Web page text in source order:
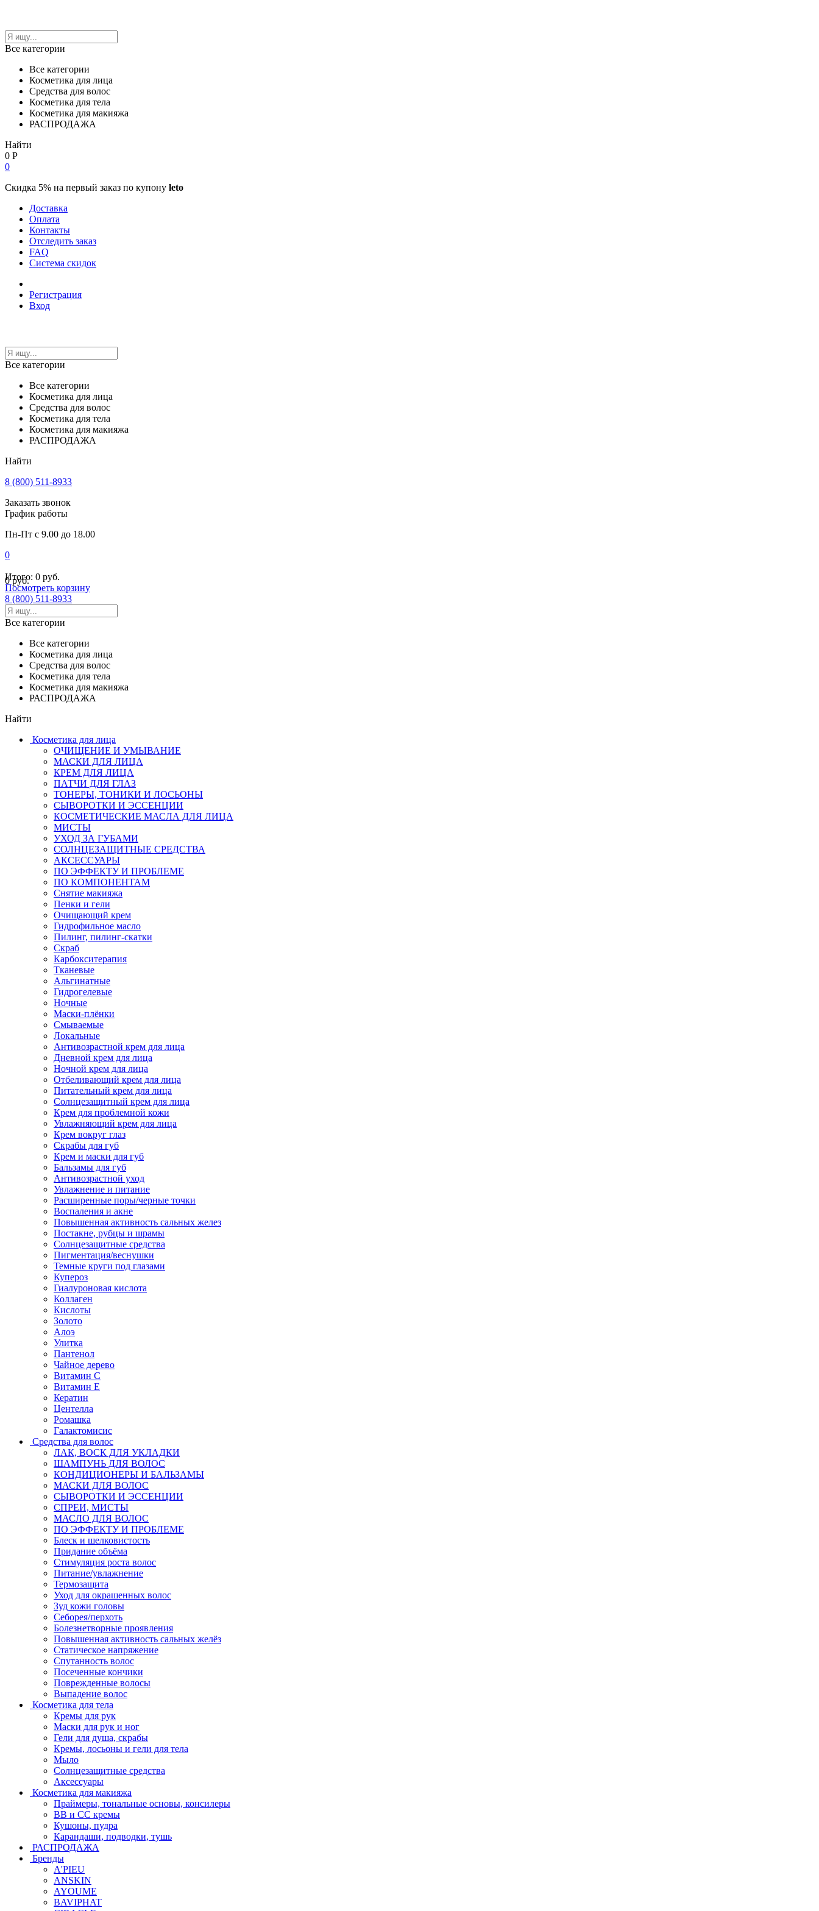
Все категории
Все категории
Косметика для лица
Средства для волос
Косметика для тела
Косметика для макияжа
РАСПРОДАЖА
Найти
0 Р
0
Скидка 5% на первый заказ по купону leto
Доставка
Оплата
Контакты
Отследить заказ
FAQ
Система скидок
Регистрация
Вход
Все категории
Все категории
Косметика для лица
Средства для волос
Косметика для тела
Косметика для макияжа
РАСПРОДАЖА
Найти
8 (800) 511-8933
Заказать звонок
График работы
Пн-Пт с 9.00 до 18.00
0
0 руб.
Итого: 0 руб.
Посмотреть корзину
8 (800) 511-8933
Все категории
Все категории
Косметика для лица
Средства для волос
Косметика для тела
Косметика для макияжа
РАСПРОДАЖА
Найти
Косметика для лица
ОЧИЩЕНИЕ И УМЫВАНИЕ
МАСКИ ДЛЯ ЛИЦА
КРЕМ ДЛЯ ЛИЦА
ПАТЧИ ДЛЯ ГЛАЗ
ТОНЕРЫ, ТОНИКИ И ЛОСЬОНЫ
СЫВОРОТКИ И ЭССЕНЦИИ
КОСМЕТИЧЕСКИЕ МАСЛА ДЛЯ ЛИЦА
МИСТЫ
УХОД ЗА ГУБАМИ
СОЛНЦЕЗАЩИТНЫЕ СРЕДСТВА
АКСЕССУАРЫ
ПО ЭФФЕКТУ И ПРОБЛЕМЕ
ПО КОМПОНЕНТАМ
Снятие макияжа
Пенки и гели
Очищающий крем
Гидрофильное масло
Пилинг, пилинг-скатки
Скраб
Карбокситерапия
Тканевые
Альгинатные
Гидрогелевые
Ночные
Маски-плёнки
Смываемые
Локальные
Антивозрастной крем для лица
Дневной крем для лица
Ночной крем для лица
Отбеливающий крем для лица
Питательный крем для лица
Солнцезащитный крем для лица
Крем для проблемной кожи
Увлажняющий крем для лица
Крем вокруг глаз
Скрабы для губ
Крем и маски для губ
Бальзамы для губ
Антивозрастной уход
Увлажнение и питание
Расширенные поры/черные точки
Воспаления и акне
Повышенная активность сальных желез
Постакне, рубцы и шрамы
Солнцезащитные средства
Пигментация/веснушки
Темные круги под глазами
Купероз
Гиалуроновая кислота
Коллаген
Кислоты
Золото
Алоэ
Улитка
Пантенол
Чайное дерево
Витамин C
Витамин Е
Кератин
Центелла
Ромашка
Галактомисис
Средства для волос
ЛАК, ВОСК ДЛЯ УКЛАДКИ
ШАМПУНЬ ДЛЯ ВОЛОС
КОНДИЦИОНЕРЫ И БАЛЬЗАМЫ
МАСКИ ДЛЯ ВОЛОС
СЫВОРОТКИ И ЭССЕНЦИИ
СПРЕИ, МИСТЫ
МАСЛО ДЛЯ ВОЛОС
ПО ЭФФЕКТУ И ПРОБЛЕМЕ
Блеск и шелковистость
Придание объёма
Стимуляция роста волос
Питание/увлажнение
Термозащита
Уход для окрашенных волос
Зуд кожи головы
Себорея/перхоть
Болезнетворные проявления
Повышенная активность сальных желёз
Статическое напряжение
Спутанность волос
Посеченные кончики
Поврежденные волосы
Выпадение волос
Косметика для тела
Кремы для рук
Маски для рук и ног
Гели для душа, скрабы
Кремы, лосьоны и гели для тела
Мыло
Солнцезащитные средства
Аксессуары
Косметика для макияжа
Праймеры, тональные основы, консилеры
BB и CC кремы
Кушоны, пудра
Карандаши, подводки, тушь
РАСПРОДАЖА
Бренды
A'PIEU
ANSKIN
AYOUME
BAVIPHAT